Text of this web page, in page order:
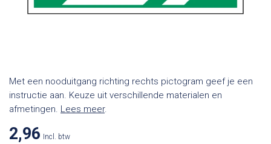
Met een nooduitgang richting rechts pictogram geef je een
instructie aan. Keuze uit verschillende materialen en
afmetingen. Lees meer.
2,96 Incl. btw